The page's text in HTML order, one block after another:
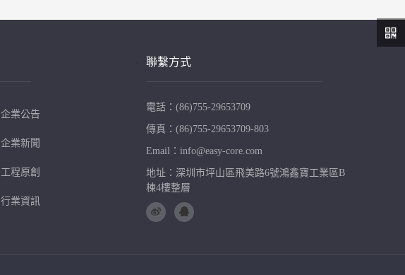
企業公告
企業新聞
工程原創
行業資訊
聯繫方式
電話：(86)755-29653709
傳真：(86)755-29653709-803
Email：info@easy-core.com
地址：深圳市坪山區飛美路6號鴻鑫寶工業區B
棟4樓整層